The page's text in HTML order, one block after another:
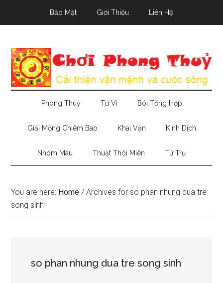
Bảo Mật Giới Thiệu Liên Hệ
Phong Thuỷ Tử Vi Bói Tổng Hợp
Giải Mộng Chiêm Bao Khai Vận Kinh Dịch
Nhóm Máu Thuật Thôi Miên Tứ Trụ
You are here: Home / Archives for so phan nhung dua tre
song sinh
so phan nhung dua tre song sinh